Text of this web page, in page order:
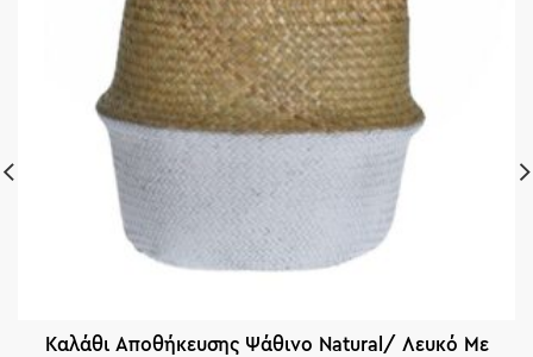
Καλάθι Αποθήκευσης Ψάθινο Natural/ Λευκό Με